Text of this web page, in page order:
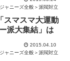
ジャニーズ全般＞派閥対立
スマスマ大運動
派大集結」は
2015.04.10
ジャニーズ全般＞派閥対立